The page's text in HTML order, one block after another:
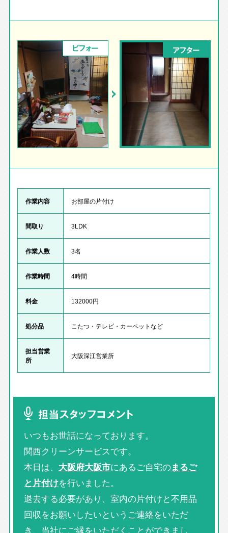
ビフォー アフター
作業内容 お部屋の片付け
間取り 3LDK
作業人数 3名
作業時間 4時間
料金 132000円
処分品 こたつ・テレビ・カーペットなど
担当営業
所
大阪深江営業所
担当スタッフコメント
いつもお世話になっております。
関西クリーンサービスです。
本日は、 大阪府大阪市にあるご自宅のまるご
と片付けを行いました。
退去する必要があり、室内の片付けと不用品
回収をお願いしたいというご連絡をいただ
き、当社にご縁をいただくことができまし